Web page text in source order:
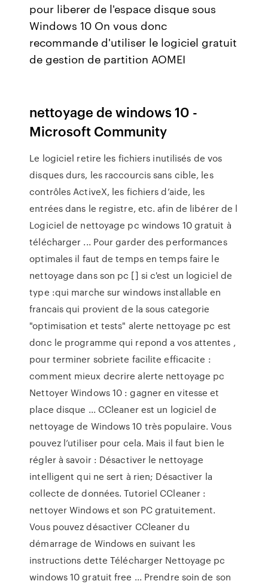
pour liberer de l'espace disque sous
Windows 10 On vous donc
recommande d'utiliser le logiciel gratuit
de gestion de partition AOMEI
nettoyage de windows 10 -
Microsoft Community
Le logiciel retire les fichiers inutilisés de vos
disques durs, les raccourcis sans cible, les
contrôles ActiveX, les fichiers d’aide, les
entrées dans le registre, etc. afin de libérer de l
Logiciel de nettoyage pc windows 10 gratuit à
télécharger ... Pour garder des performances
optimales il faut de temps en temps faire le
nettoyage dans son pc [] si c'est un logiciel de
type :qui marche sur windows installable en
francais qui provient de la sous categorie
"optimisation et tests" alerte nettoyage pc est
donc le programme qui repond a vos attentes ,
pour terminer sobriete facilite efficacite :
comment mieux decrire alerte nettoyage pc
Nettoyer Windows 10 : gagner en vitesse et
place disque ... CCleaner est un logiciel de
nettoyage de Windows 10 très populaire. Vous
pouvez l’utiliser pour cela. Mais il faut bien le
régler à savoir : Désactiver le nettoyage
intelligent qui ne sert à rien; Désactiver la
collecte de données. Tutoriel CCleaner :
nettoyer Windows et son PC gratuitement.
Vous pouvez désactiver CCleaner du
démarrage de Windows en suivant les
instructions dette Télécharger Nettoyage pc
windows 10 gratuit free ... Prendre soin de son